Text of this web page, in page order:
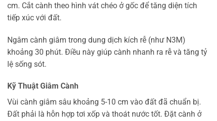
cm. Cắt cành theo hình vát chéo ở gốc để tăng diện tích
tiếp xúc với đất.
Ngâm cành giâm trong dung dịch kích rễ (như N3M)
khoảng 30 phút. Điều này giúp cành nhanh ra rễ và tăng tỷ
lệ sống sót.
Kỹ Thuật Giâm Cành
Vùi cành giâm sâu khoảng 5-10 cm vào đất đã chuẩn bị.
Đất phải là hỗn hợp tơi xốp và thoát nước tốt. Đặt cành ở